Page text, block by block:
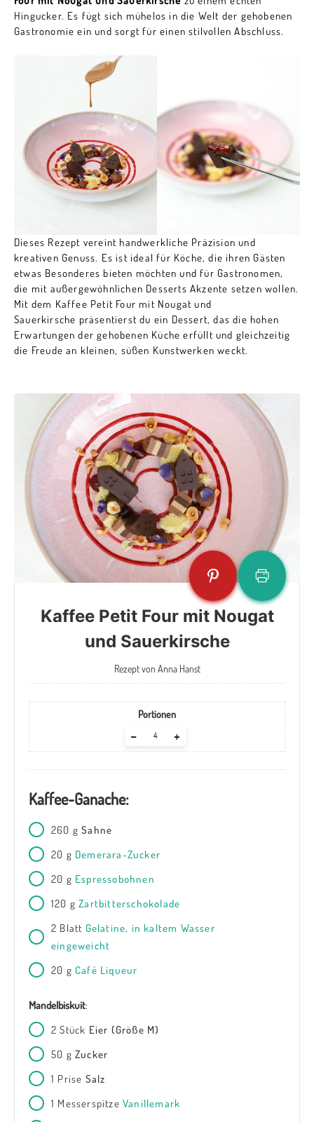
Hingucker. Es fügt sich mühelos in die Welt der gehobenen
Gastronomie ein und sorgt für einen stilvollen Abschluss.
Dieses Rezept vereint handwerkliche Präzision und
kreativen Genuss. Es ist ideal für Köche, die ihren Gästen
etwas Besonderes bieten möchten und für Gastronomen,
die mit außergewöhnlichen Desserts Akzente setzen wollen.
Mit dem Kaffee Petit Four mit Nougat und
Sauerkirsche präsentierst du ein Dessert, das die hohen
Erwartungen der gehobenen Küche erfüllt und gleichzeitig
die Freude an kleinen, süßen Kunstwerken weckt.
Kaffee Petit Four mit Nougat
und Sauerkirsche
Rezept von Anna Hanst
Portionen
Adjust
+
–
Kaffee-Ganache:
260 g Sahne
20 g Demerara-Zucker
20 g Espressobohnen
120 g Zartbitterschokolade
2 Blatt Gelatine, in kaltem Wasser
eingeweicht
20 g Café Liqueur
Mandelbiskuit:
2 Stück Eier (Größe M)
50 g Zucker
1 Prise Salz
1 MesserspitzeVanillemark